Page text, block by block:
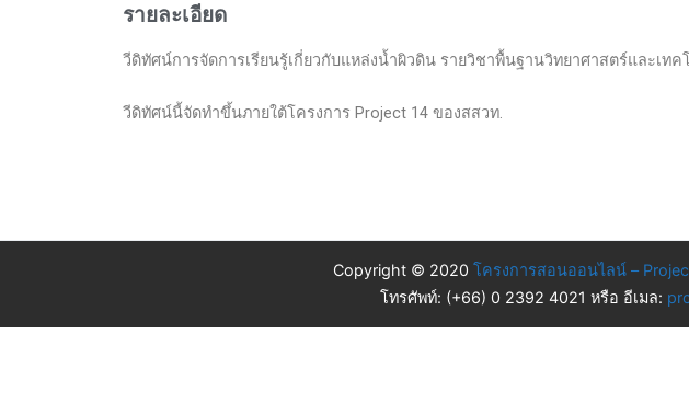
รายละเอียด
วีดิทัศน์การจัดการเรียนรู้เกี่ยวกับแหล่งน้ำผิวดิน รายวิชาพื้นฐานวิทยาศาสตร์และเ
วีดิทัศน์นี้จัดทำขึ้นภายใต้โครงการ Project 14 ของสสวท.
Copyright © 2020 โครงการสอนออนไลน์ –
โทรศัพท์: (+66) 0 2392 4021 หรือ อีเมล: